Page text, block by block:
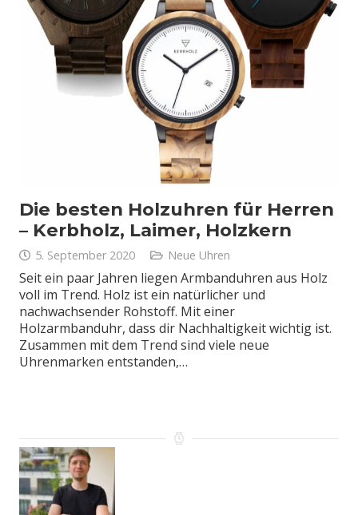
Die besten Holzuhren für Herren
– Kerbholz, Laimer, Holzkern
5. September 2020 Neue Uhren
Seit ein paar Jahren liegen Armbanduhren aus Holz
voll im Trend. Holz ist ein natürlicher und
nachwachsender Rohstoff. Mit einer
Holzarmbanduhr, dass dir Nachhaltigkeit wichtig ist.
Zusammen mit dem Trend sind viele neue
Uhrenmarken entstanden,…